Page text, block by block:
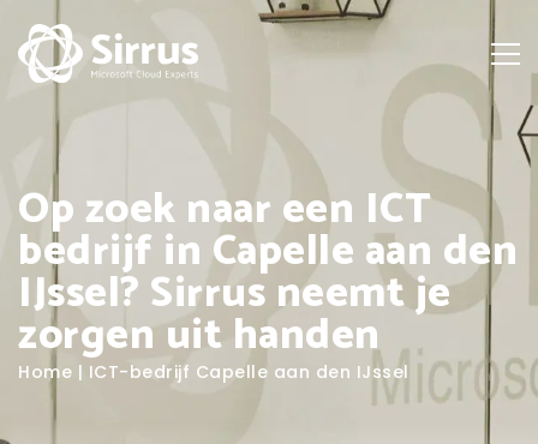
Op zoek naar een ICT
bedrijf in Capelle aan den
IJssel? Sirrus neemt je
zorgen uit handen
Home | ICT-bedrijf Capelle aan den IJssel